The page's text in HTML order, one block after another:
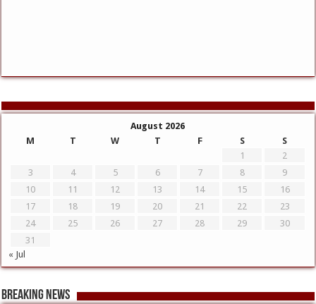
August 2026
M
T W T F S
S
1
2
3
4 5 6 7 8
9
10
11 12 13 14 15
16
17
18 19 20 21 22
23
24
25 26 27 28 29
30
31
« Jul
Breaking News